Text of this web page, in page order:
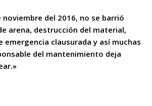
noviembre del 2016, no se barrió
arena, destrucción del material,
emergencia clausurada y así muchas
del mantenimiento deja